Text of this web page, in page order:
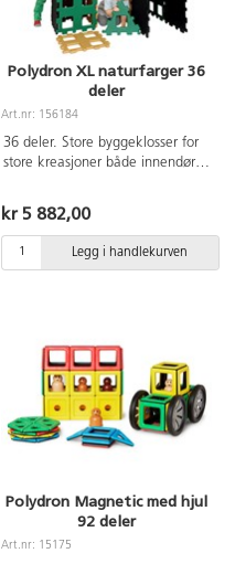
Polydron XL naturfarger 36
deler
Art.nr: 156184
36 deler. Store byggeklosser for
store kreasjoner både innendørs
sette sammen og egner seg godt
for samarbeid. Mål kvadrat:
L42xB42 cm. Inneholder 24
kvadrater og 12 trekanter.
Kompatibel med Polydron XL og
Polydron XL Geo Dome.
kr 5 882,00
Legg i handlekurven
Polydron Magnetic med hjul
92 deler
Art.nr: 15175